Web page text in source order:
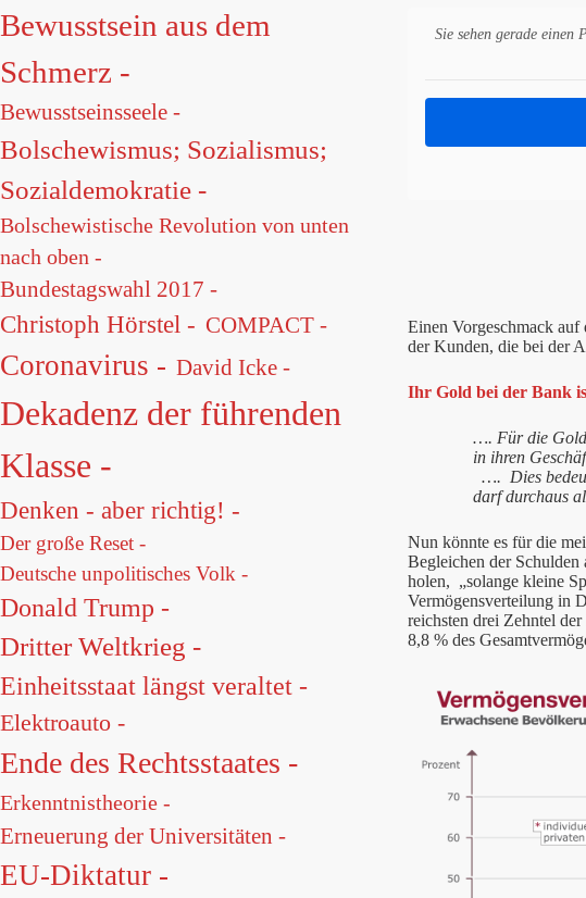
Sie sehen gerade
Einen Vorgeschmack
der Kunden, die bei der
Ihr Gold bei der Bank
…. Für die
in ihren
…. Dies
darf durchaus
Nun könnte es für die
Begleichen der Schulden
holen, „solange kleine
Vermögensverteilung in
reichsten drei Zehntel
8,8 % des
Bewusstsein aus dem
Schmerz -
Bewusstseinsseele -
Bolschewismus; Sozialismus;
Sozialdemokratie -
Bolschewistische Revolution von unten
nach oben -
Bundestagswahl 2017 -
Christoph Hörstel - COMPACT -
Coronavirus - David Icke -
Dekadenz der führenden
Klasse -
Denken - aber richtig! -
Der große Reset -
Deutsche unpolitisches Volk -
Donald Trump -
Dritter Weltkrieg -
Einheitsstaat längst veraltet -
Elektroauto -
Ende des Rechtsstaates -
Erkenntnistheorie -
Erneuerung der Universitäten -
EU-Diktatur -